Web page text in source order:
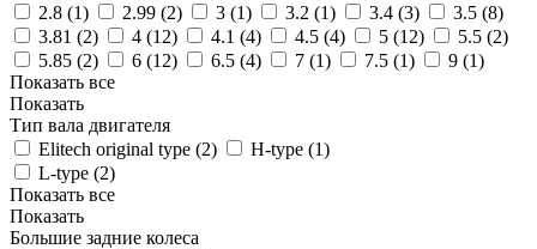
2.8 (1) 2.99 (2) 3 (1) 3.2 (1) 3.4 (3) 3.5 (8)
3.81 (2) 4 (12) 4.1 (4) 4.5 (4) 5 (12) 5.5 (2)
5.85 (2) 6 (12) 6.5 (4) 7 (1) 7.5 (1) 9 (1)
Показать все
Показать
Тип вала двигателя
Elitech original type (2) H-type (1)
L-type (2)
Показать все
Показать
Большие задние колеса